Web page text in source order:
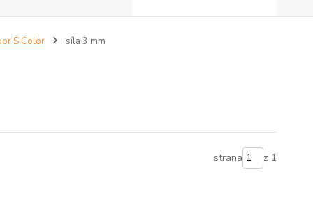
S Color síla 3 mm
strana z 1